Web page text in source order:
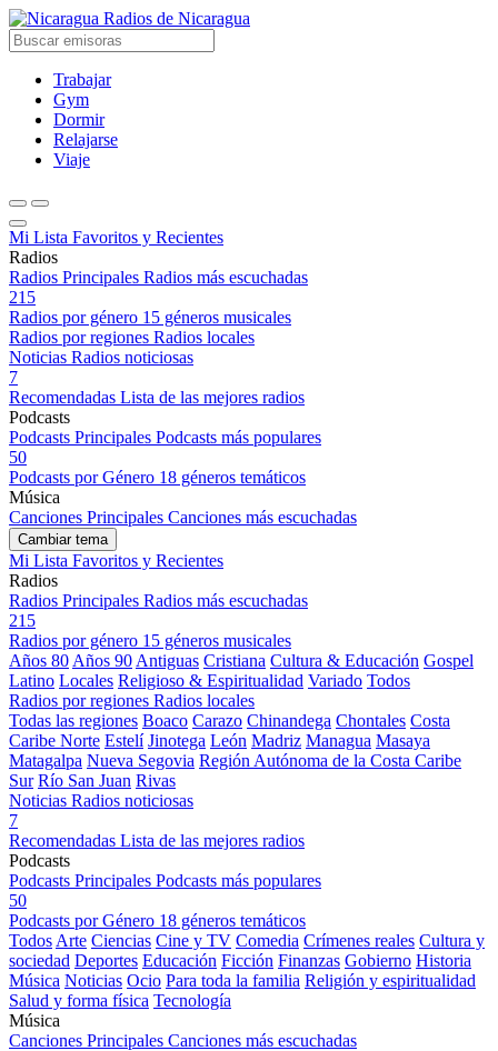
Radios de Nicaragua
Trabajar
Gym
Dormir
Relajarse
Viaje
Mi Lista Favoritos y Recientes
Radios
Radios Principales Radios más escuchadas
215
Radios por género 15 géneros musicales
Radios por regiones Radios locales
Noticias Radios noticiosas
7
Recomendadas Lista de las mejores radios
Podcasts
Podcasts Principales Podcasts más populares
50
Podcasts por Género 18 géneros temáticos
Música
Canciones Principales Canciones más escuchadas
Cambiar tema
Mi Lista Favoritos y Recientes
Radios
Radios Principales Radios más escuchadas
215
Radios por género 15 géneros musicales
Años 80 Años 90 Antiguas Cristiana Cultura & Educación Gospel
Latino Locales Religioso & Espiritualidad Variado Todos
Radios por regiones Radios locales
Todas las regiones Boaco Carazo Chinandega Chontales Costa
Caribe Norte Estelí Jinotega León Madriz Managua Masaya
Matagalpa Nueva Segovia Región Autónoma de la Costa Caribe
Sur Río San Juan Rivas
Noticias Radios noticiosas
7
Recomendadas Lista de las mejores radios
Podcasts
Podcasts Principales Podcasts más populares
50
Podcasts por Género 18 géneros temáticos
Todos Arte Ciencias Cine y TV Comedia Crímenes reales Cultura y
sociedad Deportes Educación Ficción Finanzas Gobierno Historia
Música Noticias Ocio Para toda la familia Religión y espiritualidad
Salud y forma física Tecnología
Música
Canciones Principales Canciones más escuchadas